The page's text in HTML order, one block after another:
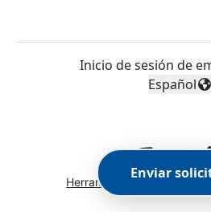
Enviar
Inicio de sesión de
Cambiar
Español
Herramientas de